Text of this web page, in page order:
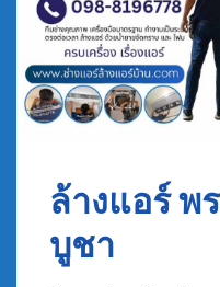
ล้างแอร์ พ
บูชา